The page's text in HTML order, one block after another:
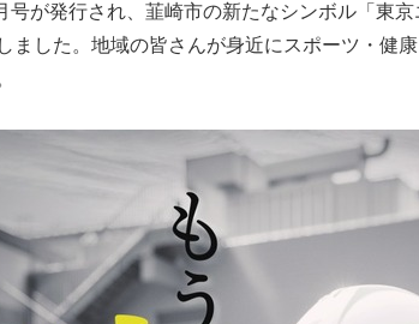
号が発行され、韮崎市の新たなシンボル「東
ました。地域の皆さんが身近にスポーツ・健